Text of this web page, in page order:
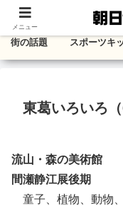
千葉・
街の話題 スポーツキ
東葛いろいろ（
流山・森の美術館
間瀬静江展後期
童子、植物、動物
メニュー